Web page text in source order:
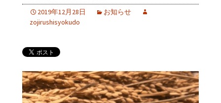
2019年12月28日
お知らせ
zojirushisyokudo